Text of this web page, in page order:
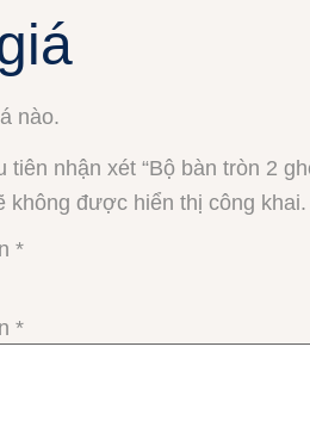
nào.
nhận xét “Bộ bàn tròn 2
không được hiển thị công khai.
*
*